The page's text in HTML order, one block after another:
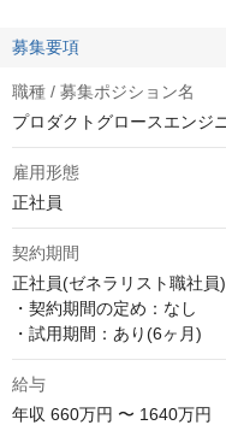
募集要項
職種 / 募集ポジション名
プロダクトグロースエンジ
雇用形態
正社員
契約期間
正社員(ゼネラリスト職社員)
・契約期間の定め：なし
・試用期間：あり(6ヶ月)
給与
年収 660万円 〜 1640万円